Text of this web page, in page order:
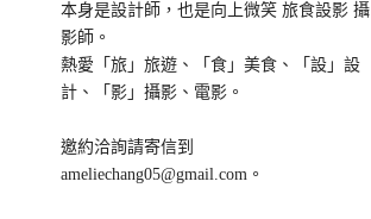
本身是設計師，也是向上微笑 旅食設影 攝
影師。
熱愛「旅」旅遊、「食」美食、「設」設
計、「影」攝影、電影。
邀約洽詢請寄信到
ameliechang05@gmail.com。